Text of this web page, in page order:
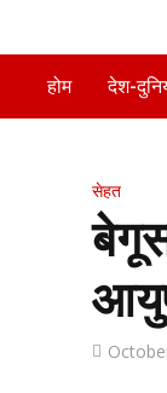
होम देश-
सेहत